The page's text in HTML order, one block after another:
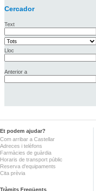
Cercador
Text
Lloc
Anterior a
Et podem ajudar?
Com arribar a Castellar
Adreces i telèfons
Farmàcies de guàrdia
Horaris de transport públic
Reserva d'equipaments
Cita prèvia
Tràmits Freqüents